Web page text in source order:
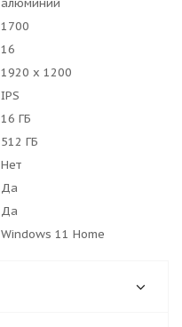
алюминий
1700
16
1920 x 1200
IPS
16 ГБ
512 ГБ
Нет
Да
Да
Windows 11 Home